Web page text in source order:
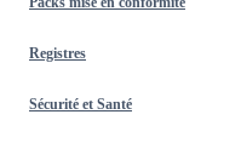
Registres
Sécurité et Santé